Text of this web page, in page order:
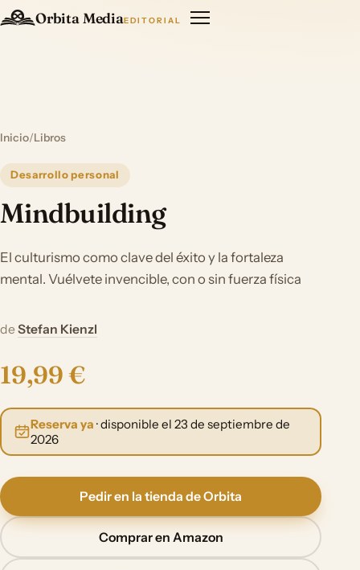
Orbita MediaEDITORIAL
Inicio/Libros
Desarrollo personal
Mindbuilding
El culturismo como clave del éxito y la fortaleza
mental. Vuélvete invencible, con o sin fuerza física
deStefan Kienzl
19,99 €
Reserva ya · disponible el 23 de septiembre de
2026
Pedir en la tienda de Orbita
Comprar en Amazon